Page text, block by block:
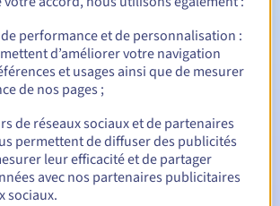
:
:60, 30, 15, 7 et 3 jours avant la
l'expirationpour notification de la
Grace Periodpour
suppression du nom de domaine
performance et de personnalisation :
d’améliorer votre navigation
et usages ainsi que de mesurer
de nos pages ;
de réseaux sociaux et de partenaires
permettent de diffuser des publicités
leur efficacité et de partager
avec nos partenaires publicitaires
sociaux.